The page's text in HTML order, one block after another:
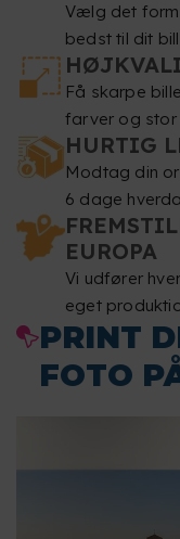
Vælg det
bedst til dit
Få skarpe
farver og stor
HURTIG
Modtag din
6 dage
EUROPA
Vi udfører
eget
PRINT
FOTO